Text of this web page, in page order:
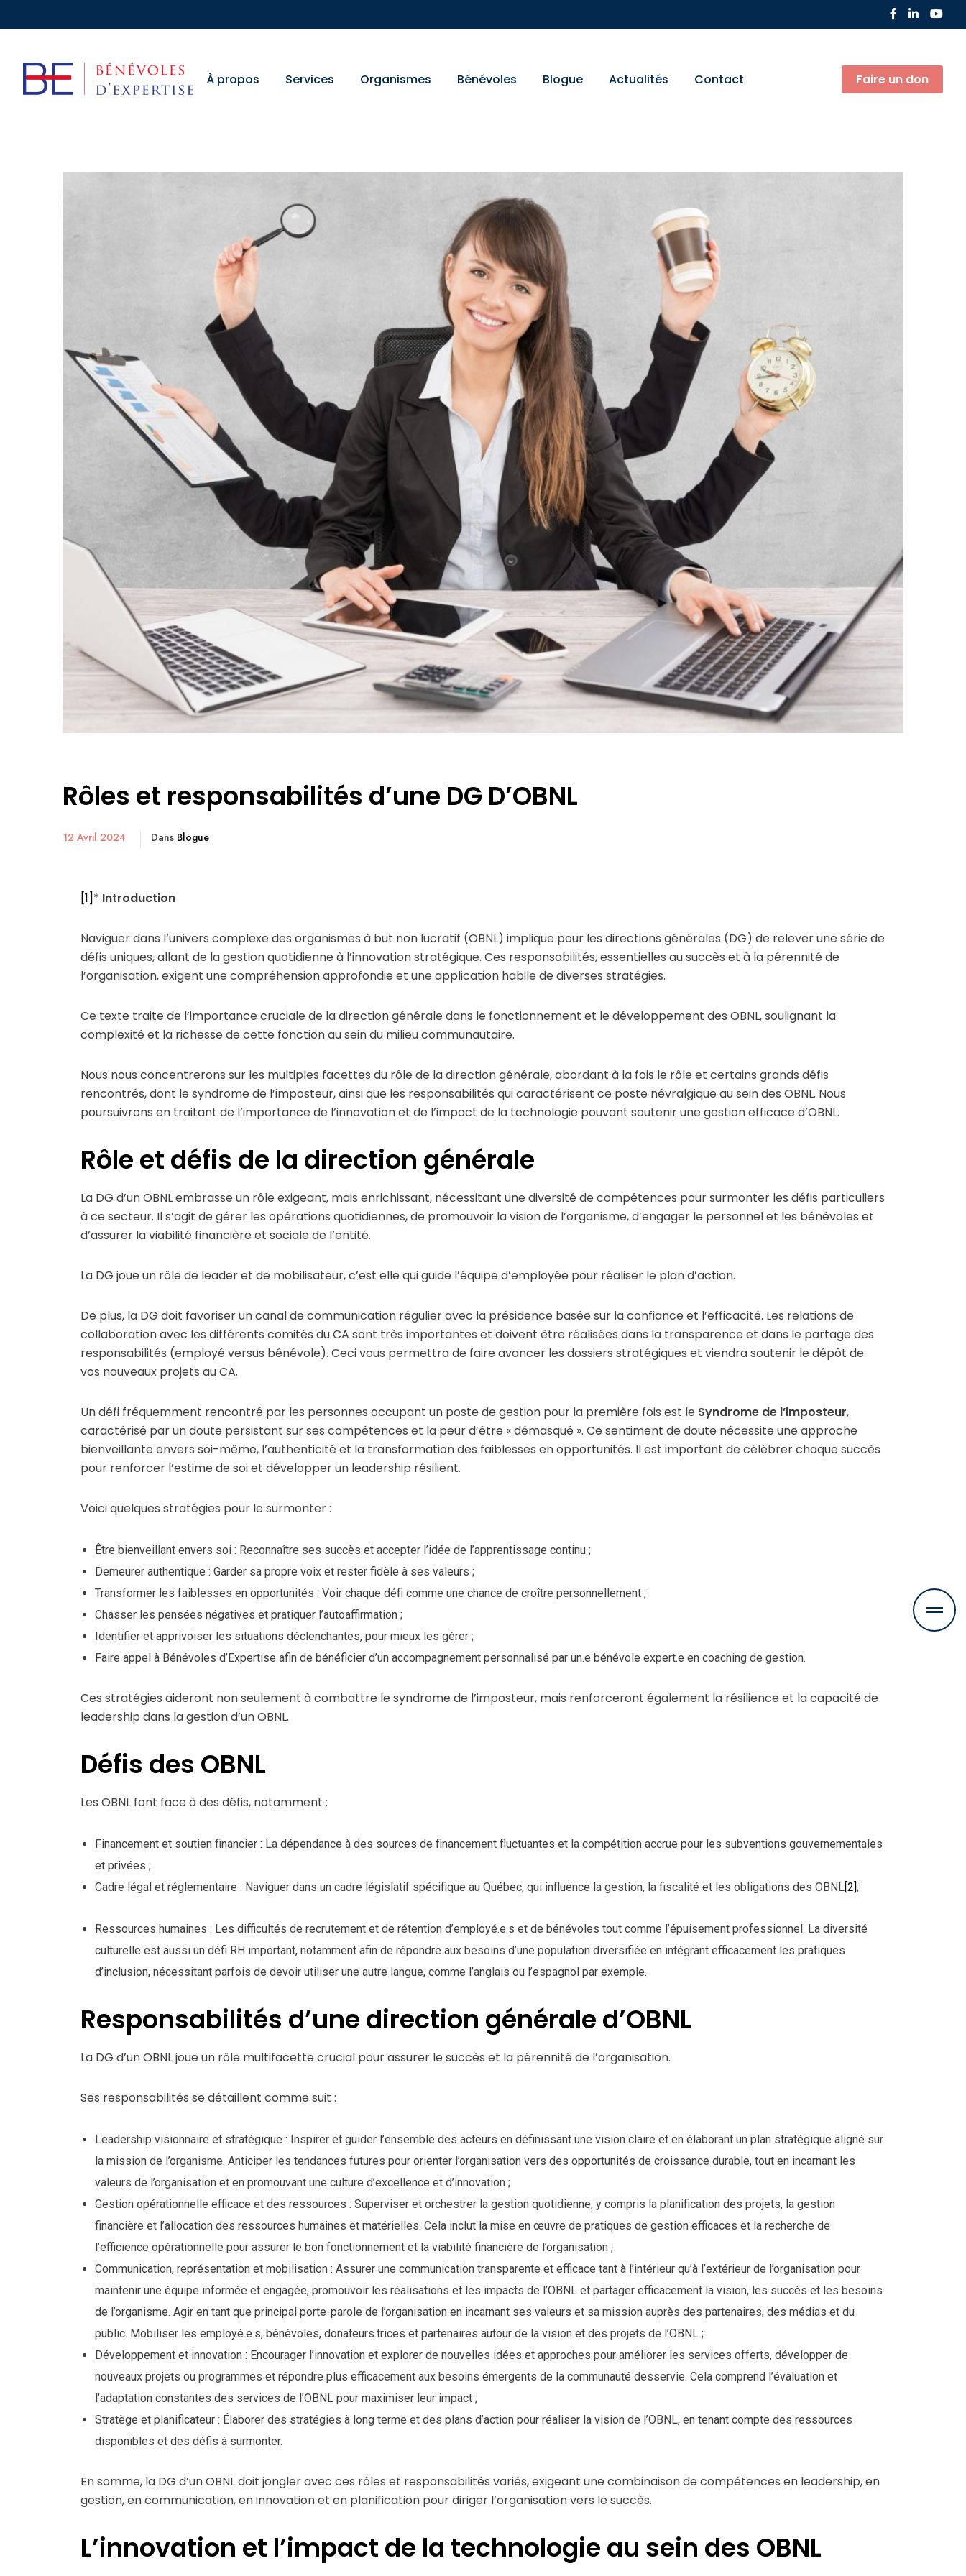
À propos Services Organismes Bénévoles Blogue Actualités Contact Faire un don
Rôles et responsabilités d’une DG D’OBNL
12 Avril 2024 Dans Blogue
[1]* Introduction
Naviguer dans l’univers complexe des organismes à but non lucratif (OBNL) implique pour les directions générales (DG) de relever une série de
défis uniques, allant de la gestion quotidienne à l’innovation stratégique. Ces responsabilités, essentielles au succès et à la pérennité de
l’organisation, exigent une compréhension approfondie et une application habile de diverses stratégies.
Ce texte traite de l’importance cruciale de la direction générale dans le fonctionnement et le développement des OBNL, soulignant la
complexité et la richesse de cette fonction au sein du milieu communautaire.
Nous nous concentrerons sur les multiples facettes du rôle de la direction générale, abordant à la fois le rôle et certains grands défis
rencontrés, dont le syndrome de l’imposteur, ainsi que les responsabilités qui caractérisent ce poste névralgique au sein des OBNL. Nous
poursuivrons en traitant de l’importance de l’innovation et de l’impact de la technologie pouvant soutenir une gestion efficace d’OBNL.
Rôle et défis de la direction générale
La DG d’un OBNL embrasse un rôle exigeant, mais enrichissant, nécessitant une diversité de compétences pour surmonter les défis particuliers
à ce secteur. Il s’agit de gérer les opérations quotidiennes, de promouvoir la vision de l’organisme, d’engager le personnel et les bénévoles et
d’assurer la viabilité financière et sociale de l’entité.
La DG joue un rôle de leader et de mobilisateur, c’est elle qui guide l’équipe d’employée pour réaliser le plan d’action.
De plus, la DG doit favoriser un canal de communication régulier avec la présidence basée sur la confiance et l’efficacité. Les relations de
collaboration avec les différents comités du CA sont très importantes et doivent être réalisées dans la transparence et dans le partage des
responsabilités (employé versus bénévole). Ceci vous permettra de faire avancer les dossiers stratégiques et viendra soutenir le dépôt de
vos nouveaux projets au CA.
Un défi fréquemment rencontré par les personnes occupant un poste de gestion pour la première fois est le Syndrome de l’imposteur,
caractérisé par un doute persistant sur ses compétences et la peur d’être « démasqué ». Ce sentiment de doute nécessite une approche
bienveillante envers soi-même, l’authenticité et la transformation des faiblesses en opportunités. Il est important de célébrer chaque succès
pour renforcer l’estime de soi et développer un leadership résilient.
Voici quelques stratégies pour le surmonter :
Être bienveillant envers soi : Reconnaître ses succès et accepter l’idée de l’apprentissage continu ;
Demeurer authentique : Garder sa propre voix et rester fidèle à ses valeurs ;
Transformer les faiblesses en opportunités : Voir chaque défi comme une chance de croître personnellement ;
Chasser les pensées négatives et pratiquer l’autoaffirmation ;
Identifier et apprivoiser les situations déclenchantes, pour mieux les gérer ;
Faire appel à Bénévoles d’Expertise afin de bénéficier d’un accompagnement personnalisé par un.e bénévole expert.e en coaching de gestion.
Ces stratégies aideront non seulement à combattre le syndrome de l’imposteur, mais renforceront également la résilience et la capacité de
leadership dans la gestion d’un OBNL.
Défis des OBNL
Les OBNL font face à des défis, notamment :
Financement et soutien financier : La dépendance à des sources de financement fluctuantes et la compétition accrue pour les subventions gouvernementales
et privées ;
Cadre légal et réglementaire : Naviguer dans un cadre législatif spécifique au Québec, qui influence la gestion, la fiscalité et les obligations des OBNL [2] ;
Ressources humaines : Les difficultés de recrutement et de rétention d’employé.e.s et de bénévoles tout comme l’épuisement professionnel. La diversité
culturelle est aussi un défi RH important, notamment afin de répondre aux besoins d’une population diversifiée en intégrant efficacement les pratiques
d’inclusion, nécessitant parfois de devoir utiliser une autre langue, comme l’anglais ou l’espagnol par exemple.
Responsabilités d’une direction générale d’OBNL
La DG d’un OBNL joue un rôle multifacette crucial pour assurer le succès et la pérennité de l’organisation.
Ses responsabilités se détaillent comme suit :
Leadership visionnaire et stratégique : Inspirer et guider l’ensemble des acteurs en définissant une vision claire et en élaborant un plan stratégique aligné sur
la mission de l’organisme. Anticiper les tendances futures pour orienter l’organisation vers des opportunités de croissance durable, tout en incarnant les
valeurs de l’organisation et en promouvant une culture d’excellence et d’innovation ;
Gestion opérationnelle efficace et des ressources : Superviser et orchestrer la gestion quotidienne, y compris la planification des projets, la gestion
financière et l’allocation des ressources humaines et matérielles. Cela inclut la mise en œuvre de pratiques de gestion efficaces et la recherche de
l’efficience opérationnelle pour assurer le bon fonctionnement et la viabilité financière de l’organisation ;
Communication, représentation et mobilisation : Assurer une communication transparente et efficace tant à l’intérieur qu’à l’extérieur de l’organisation pour
maintenir une équipe informée et engagée, promouvoir les réalisations et les impacts de l’OBNL et partager efficacement la vision, les succès et les besoins
de l’organisme. Agir en tant que principal porte-parole de l’organisation en incarnant ses valeurs et sa mission auprès des partenaires, des médias et du
public. Mobiliser les employé.e.s, bénévoles, donateurs.trices et partenaires autour de la vision et des projets de l’OBNL ;
Développement et innovation : Encourager l’innovation et explorer de nouvelles idées et approches pour améliorer les services offerts, développer de
nouveaux projets ou programmes et répondre plus efficacement aux besoins émergents de la communauté desservie. Cela comprend l’évaluation et
l’adaptation constantes des services de l’OBNL pour maximiser leur impact ;
Stratège et planificateur : Élaborer des stratégies à long terme et des plans d’action pour réaliser la vision de l’OBNL, en tenant compte des ressources
disponibles et des défis à surmonter.
En somme, la DG d’un OBNL doit jongler avec ces rôles et responsabilités variés, exigeant une combinaison de compétences en leadership, en
gestion, en communication, en innovation et en planification pour diriger l’organisation vers le succès.
L’innovation et l’impact de la technologie au sein des OBNL